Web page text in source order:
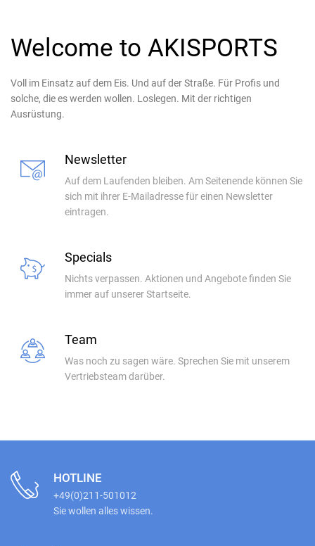
Welcome to AKISPORTS
Voll im Einsatz auf dem Eis. Und auf der Straße. Für Profis und
solche, die es werden wollen. Loslegen. Mit der richtigen
Ausrüstung.
Newsletter
Auf dem Laufenden bleiben. Am Seitenende können Sie
sich mit ihrer E-Mailadresse für einen Newsletter
eintragen.
Specials
Nichts verpassen. Aktionen und Angebote finden Sie
immer auf unserer Startseite.
Team
Was noch zu sagen wäre. Sprechen Sie mit unserem
Vertriebsteam darüber.
HOTLINE
+49(0)211-501012
Sie wollen alles wissen.